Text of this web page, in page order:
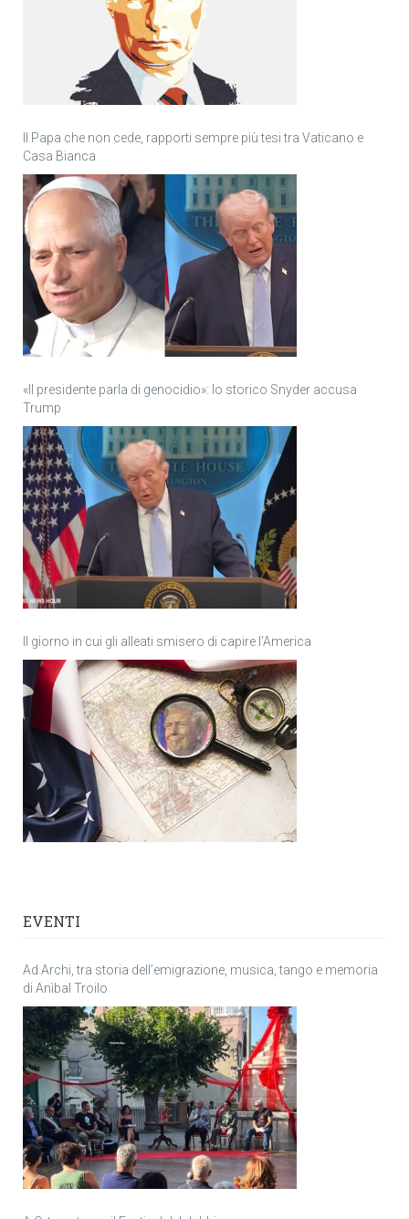
Il Papa che non cede, rapporti sempre più tesi tra Vaticano e
Casa Bianca
«Il presidente parla di genocidio»: lo storico Snyder accusa
Trump
Il giorno in cui gli alleati smisero di capire l’America
EVENTI
Ad Archi, tra storia dell’emigrazione, musica, tango e memoria
di Anìbal Troilo